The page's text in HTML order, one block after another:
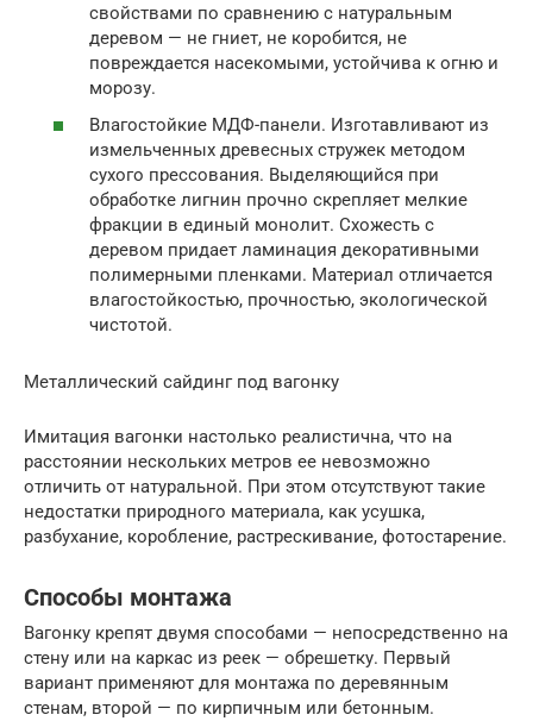
свойствами по сравнению с натуральным
деревом — не гниет, не коробится, не
повреждается насекомыми, устойчива к огню и
морозу.
Влагостойкие МДФ-панели. Изготавливают из
измельченных древесных стружек методом
сухого прессования. Выделяющийся при
обработке лигнин прочно скрепляет мелкие
фракции в единый монолит. Схожесть с
деревом придает ламинация декоративными
полимерными пленками. Материал отличается
влагостойкостью, прочностью, экологической
чистотой.
Металлический сайдинг под вагонку
Имитация вагонки настолько реалистична, что на
расстоянии нескольких метров ее невозможно
отличить от натуральной. При этом отсутствуют такие
недостатки природного материала, как усушка,
разбухание, коробление, растрескивание, фотостарение.
Способы монтажа
Вагонку крепят двумя способами — непосредственно на
стену или на каркас из реек — обрешетку. Первый
вариант применяют для монтажа по деревянным
стенам, второй — по кирпичным или бетонным.